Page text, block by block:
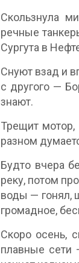
Скользнула
речные
Сургута в
Снуют взад и
с другого —
знают.
Трещит
разном
Будто вчера
реку, потом
воды — гонял,
громадное,
Скоро осень,
плавные сети